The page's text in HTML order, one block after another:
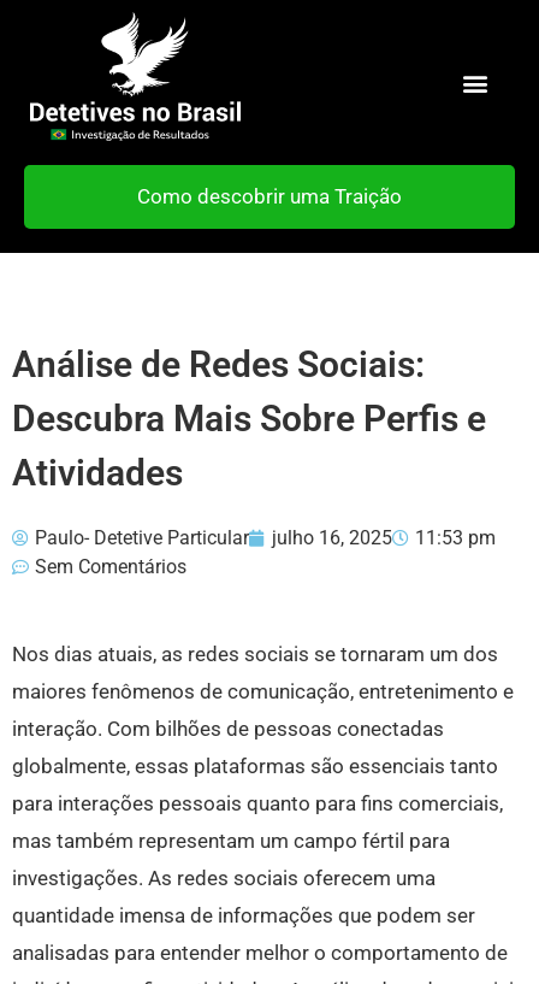
Como descobrir uma Traição
Análise de Redes Sociais:
Descubra Mais Sobre Perfis e
Atividades
Paulo- Detetive Particular julho 16, 2025
11:53 pm
Sem Comentários
Nos dias atuais, as redes sociais se tornaram um dos
maiores fenômenos de comunicação, entretenimento e
interação. Com bilhões de pessoas conectadas
globalmente, essas plataformas são essenciais tanto
para interações pessoais quanto para fins comerciais,
mas também representam um campo fértil para
investigações. As redes sociais oferecem uma
quantidade imensa de informações que podem ser
analisadas para entender melhor o comportamento de